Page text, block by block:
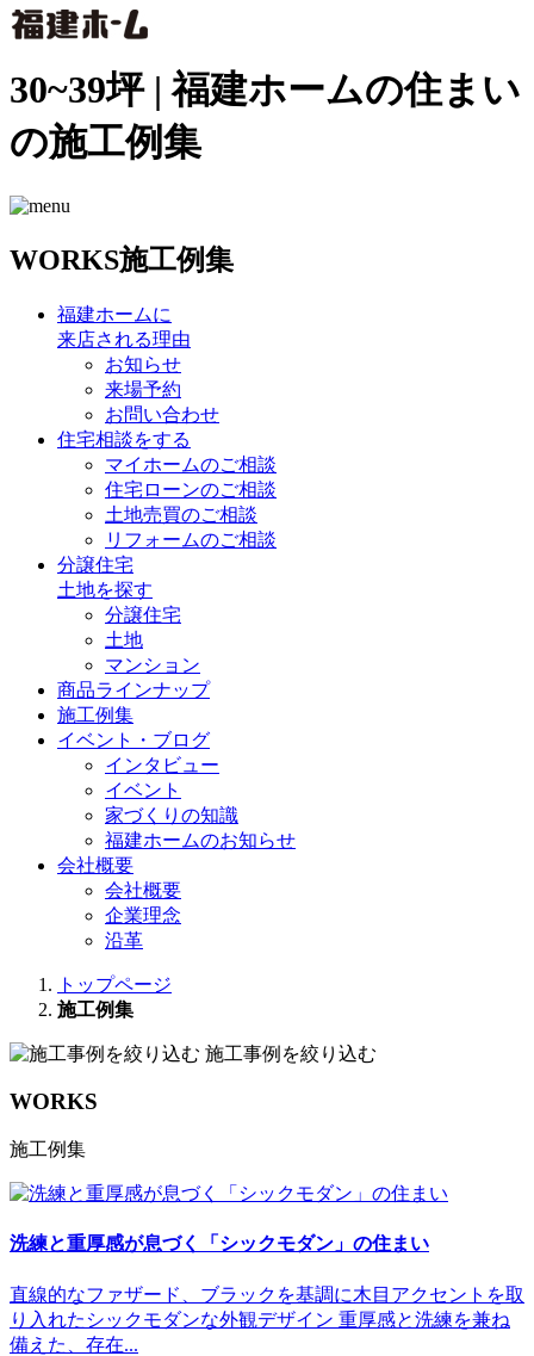
30~39坪 | 福建ホームの住まい
の施工例集
WORKS施工例集
福建ホームに
来店される理由
お知らせ
来場予約
お問い合わせ
住宅相談をする
マイホームのご相談
住宅ローンのご相談
土地売買のご相談
リフォームのご相談
分譲住宅
土地を探す
分譲住宅
土地
マンション
商品ラインナップ
施工例集
イベント・ブログ
インタビュー
イベント
家づくりの知識
福建ホームのお知らせ
会社概要
会社概要
企業理念
沿革
トップページ
施工例集
施工事例を絞り込む
WORKS
施工例集
洗練と重厚感が息づく「シックモダン」の住まい
直線的なファザード、ブラックを基調に木目アクセントを取
り入れたシックモダンな外観デザイン 重厚感と洗練を兼ね
備えた、存在...